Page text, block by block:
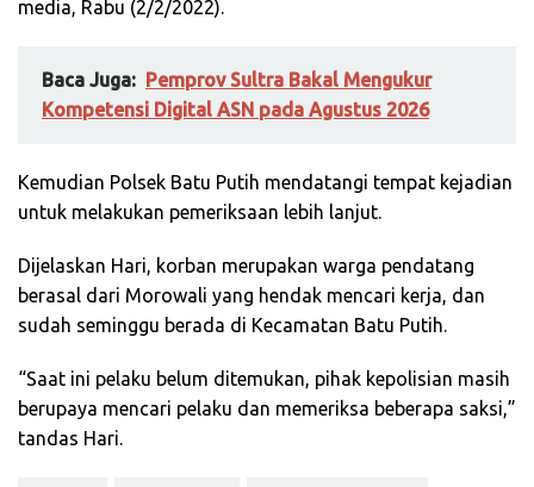
media, Rabu (2/2/2022).
Baca Juga: Pemprov Sultra Bakal Mengukur
Kompetensi Digital ASN pada Agustus 2026
Kemudian Polsek Batu Putih mendatangi tempat kejadian
untuk melakukan pemeriksaan lebih lanjut.
Dijelaskan Hari, korban merupakan warga pendatang
berasal dari Morowali yang hendak mencari kerja, dan
sudah seminggu berada di Kecamatan Batu Putih.
“Saat ini pelaku belum ditemukan, pihak kepolisian masih
berupaya mencari pelaku dan memeriksa beberapa saksi,”
tandas Hari.